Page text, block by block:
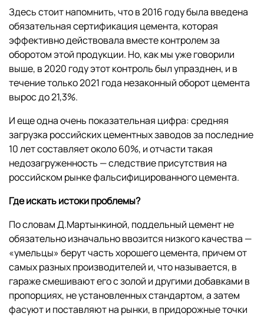
Здесь стоит напомнить, что в 2016 году была введена
обязательная сертификация цемента, которая
эффективно действовала вместе контролем за
оборотом этой продукции. Но, как мы уже говорили
выше, в 2020 году этот контроль был упразднен, и в
течение только 2021 года незаконный оборот цемента
вырос до 21,3%.
И еще одна очень показательная цифра: средняя
загрузка российских цементных заводов за последние
10 лет составляет около 60%, и отчасти такая
недозагруженность — следствие присутствия на
российском рынке фальсифицированного цемента.
Где искать истоки проблемы?
По словам Д.Мартынкиной, поддельный цемент не
обязательно изначально ввозится низкого качества —
«умельцы» берут часть хорошего цемента, причем от
самых разных производителей и, что называется, в
гараже смешивают его с золой и другими добавками в
пропорциях, не установленных стандартом, а затем
фасуют и поставляют на рынки, в придорожные точки